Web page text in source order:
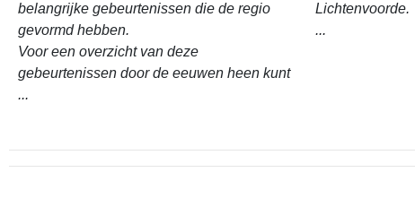
belangrijke gebeurtenissen die de regio
gevormd hebben.
Voor een overzicht van deze
gebeurtenissen door de eeuwen heen kunt
...
Lichtenvoorde.
...